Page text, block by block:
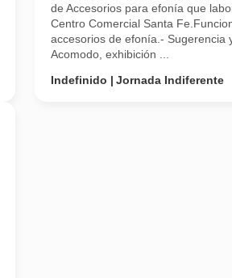
de Accesorios para efonía que
Centro Comercial Santa
accesorios de efonía.- Sugerencia
Acomodo, exhibición ...
Indefinido
Jornada Indiferente